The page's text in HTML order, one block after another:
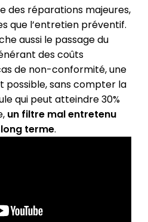
des réparations majeures,
que l’entretien préventif.
aussi le passage du
des coûts
de non-conformité, une
possible, sans compter la
qui peut atteindre 30%
un filtre mal entretenu
terme.